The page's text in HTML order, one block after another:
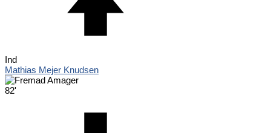
Ind
Mathias Mejer Knudsen
82'